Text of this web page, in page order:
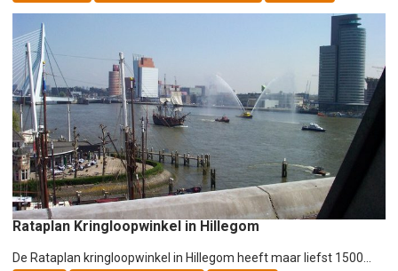
Rataplan Kringloopwinkel in Hillegom
De Rataplan kringloopwinkel in Hillegom heeft maar liefst 1500...